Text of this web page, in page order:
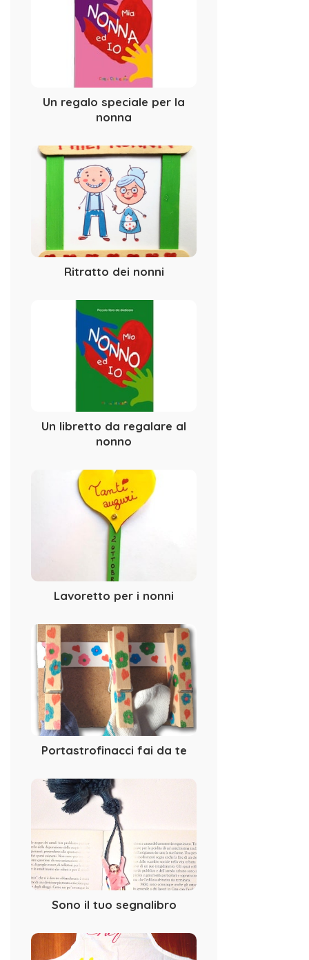
Un regalo speciale per la
nonna
Ritratto dei nonni
Un libretto da regalare al
nonno
Lavoretto per i nonni
Portastrofinacci fai da te
Sono il tuo segnalibro